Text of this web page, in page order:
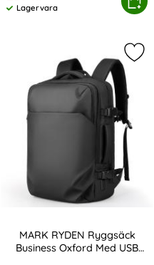
Tillgänglighet:
Lagervara
laptop Neopren Sleeve
MARK RYDEN Ryggsäck
Business Oxford Med USB